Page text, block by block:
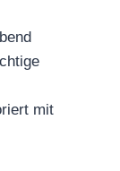
mit